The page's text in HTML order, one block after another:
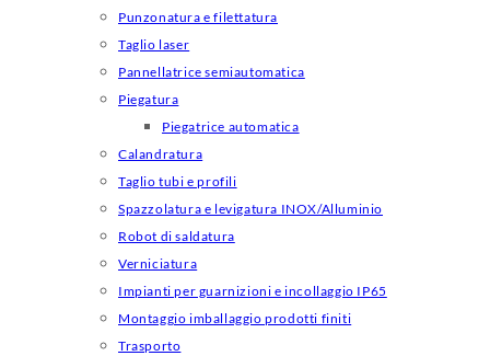
Punzonatura e filettatura
Taglio laser
Pannellatrice semiautomatica
Piegatura
Piegatrice automatica
Calandratura
Taglio tubi e profili
Spazzolatura e levigatura INOX/Alluminio
Robot di saldatura
Verniciatura
Impianti per guarnizioni e incollaggio IP65
Montaggio imballaggio prodotti finiti
Trasporto